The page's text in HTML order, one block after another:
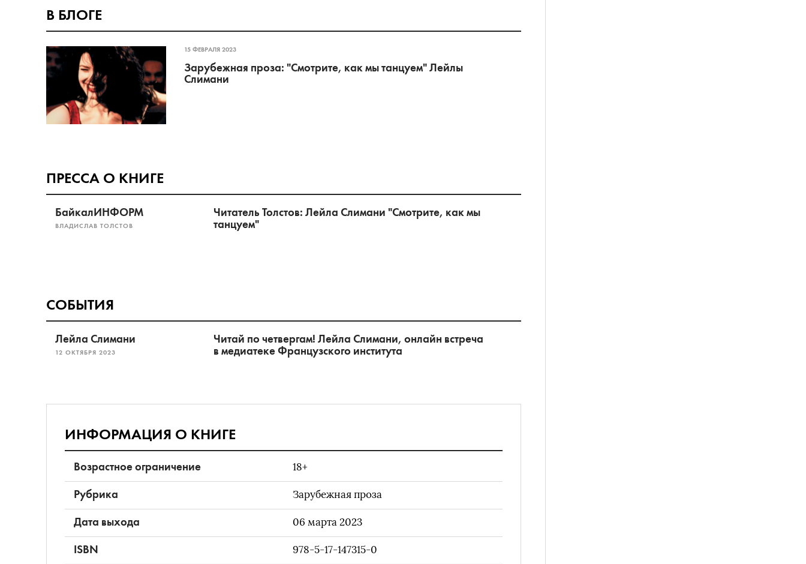
В БЛОГЕ
15 ФЕВРАЛЯ 2023
Зарубежная проза: "Смотрите, как мы танцуем" Лейлы
Слимани
ПРЕССА О КНИГЕ
БайкалИНФОРМ
ВЛАДИСЛАВ ТОЛСТОВ
Читатель Толстов: Лейла Слимани "Смотрите, как мы
танцуем"
СОБЫТИЯ
Лейла Слимани
12 ОКТЯБРЯ 2023
Читай по четвергам! Лейла Слимани, онлайн встреча
в медиатеке Французского института
ИНФОРМАЦИЯ О КНИГЕ
Возрастное ограничение 18+
Рубрика Зарубежная проза
Дата выхода 06 марта 2023
ISBN 978-5-17-147315-0